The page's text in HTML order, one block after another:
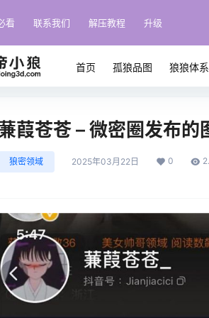
看 联系我们 解压教程 升级
首页 孤狼品图 狼狼体系
葭苍苍 – 微密圈发布
狼密领域 2025年03月22日 0